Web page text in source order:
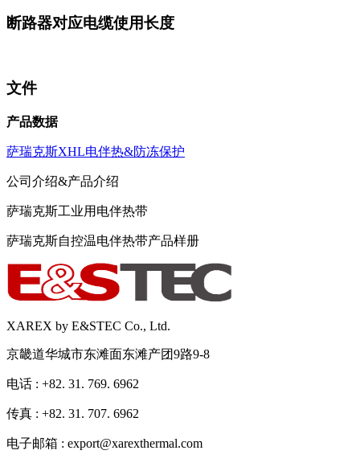
断路器对应电缆使用长度
文件
产品数据
萨瑞克斯XHL电伴热&防冻保护
公司介绍&产品介绍
萨瑞克斯工业用电伴热带
萨瑞克斯自控温电伴热带产品样册
XAREX by E&STEC Co., Ltd.
京畿道华城市东滩面东滩产团9路9-8
电话 : +82. 31. 769. 6962
传真 : +82. 31. 707. 6962
电子邮箱 : export@xarexthermal.com